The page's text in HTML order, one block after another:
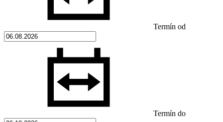
Termín od
Termín do